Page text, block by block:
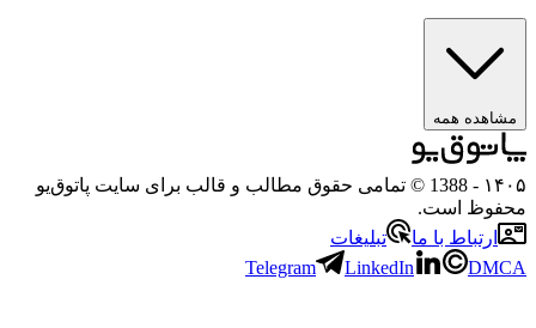
مشاهده همه
۱۴۰۵
- 1388 © تمامی حقوق مطالب و قالب برای سایت پاتوق‌یو
محفوظ است.
ارتباط با ما
تبلیغات
Telegram
LinkedIn DMCA